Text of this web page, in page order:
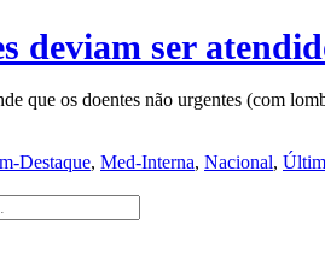
deviam ser
que os doentes não urgentes (com
Destaque, Med-Interna, Nacional,